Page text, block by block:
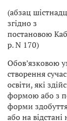
(абзац
згідно з
постановою
р. N 170)
Обов’язковою
створення
освіти, які
формою або з
форми здобуття
або на